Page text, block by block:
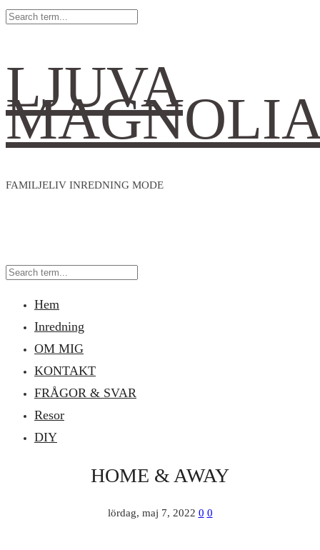
LJUVA
FAMILJELIV INREDNING MODE
Hem
Inredning
OM MIG
KONTAKT
FRÅGOR & SVAR
Resor
DIY
HOME & AWAY
lördag, maj 7, 2022 0 0